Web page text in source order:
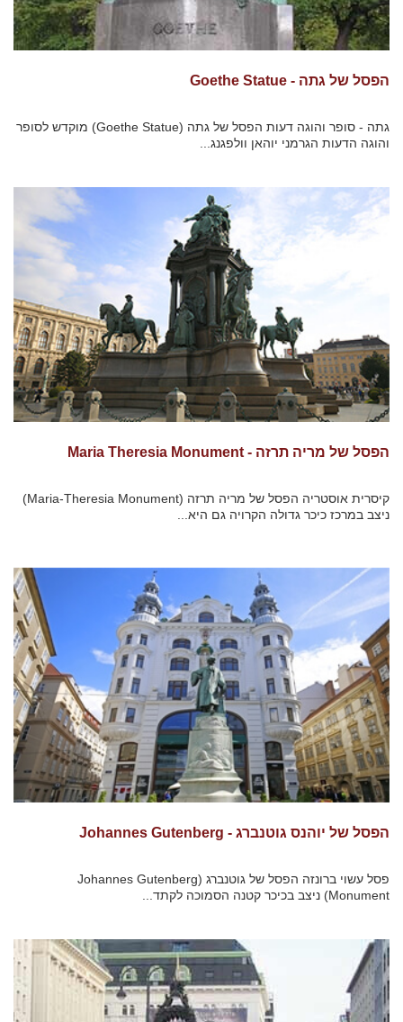
הפסל של גתה - Goethe Statue
גתה - סופר והוגה דעות הפסל של גתה (Goethe Statue) מוקדש לסופר
והוגה הדעות הגרמני יוהאן וולפגנג...
הפסל של מריה תרזה - Maria Theresia Monument
קיסרית אוסטריה הפסל של מריה תרזה (Maria-Theresia Monument)
ניצב במרכז כיכר גדולה הקרויה גם היא...
הפסל של יוהנס גוטנברג - Johannes Gutenberg
פסל עשוי ברונזה הפסל של גוטנברג (Johannes Gutenberg
Monument) ניצב בכיכר קטנה הסמוכה לקתד...